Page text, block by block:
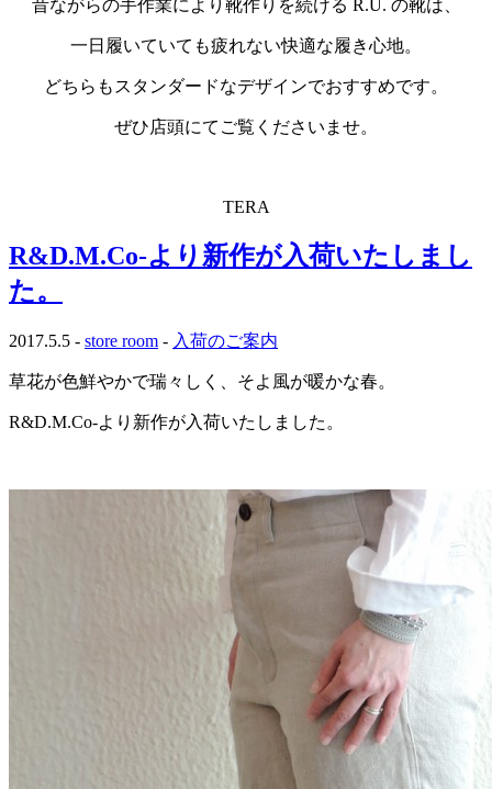
昔ながらの手作業により靴作りを続ける R.U. の靴は、
一日履いていても疲れない快適な履き心地。
どちらもスタンダードなデザインでおすすめです。
ぜひ店頭にてご覧くださいませ。
TERA
R&D.M.Co-より新作が入荷いたしまし
た。
2017.5.5 - store room - 入荷のご案内
草花が色鮮やかで瑞々しく、そよ風が暖かな春。
R&D.M.Co-より新作が入荷いたしました。